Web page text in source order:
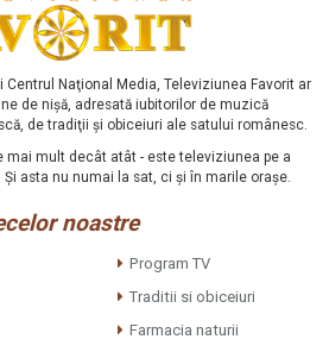
Centrul Naţional Media, Televiziunea Favorit ar
de nişă, adresată iubitorilor de muzică
de tradiţii şi obiceiuri ale satului românesc.
mai mult decât atât - este televiziunea pe a
asta nu numai la sat, ci şi în marile oraşe.
noastre
Program TV
Traditii si obiceiuri
Farmacia naturii